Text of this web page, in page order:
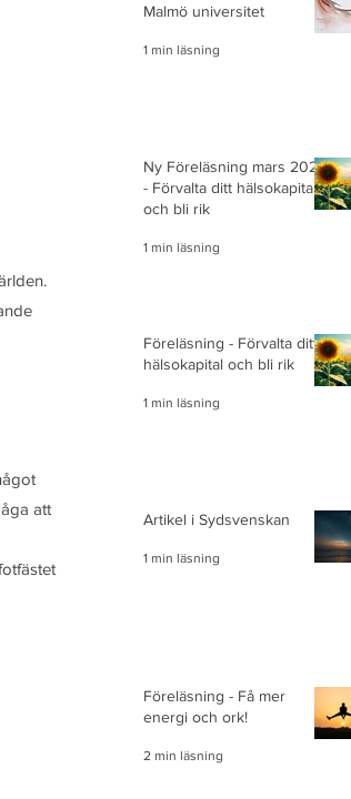
att
Malmö universitet
1 min läsning
Ny Föreläsning mars 2025
- Förvalta ditt hälsokapital
och bli rik
1 min läsning
Föreläsning - Förvalta ditt
hälsokapital och bli rik
1 min läsning
Artikel i Sydsvenskan
1 min läsning
Föreläsning - Få mer
energi och ork!
2 min läsning